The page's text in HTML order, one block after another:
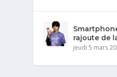
rajoute de
jeudi 5 mars